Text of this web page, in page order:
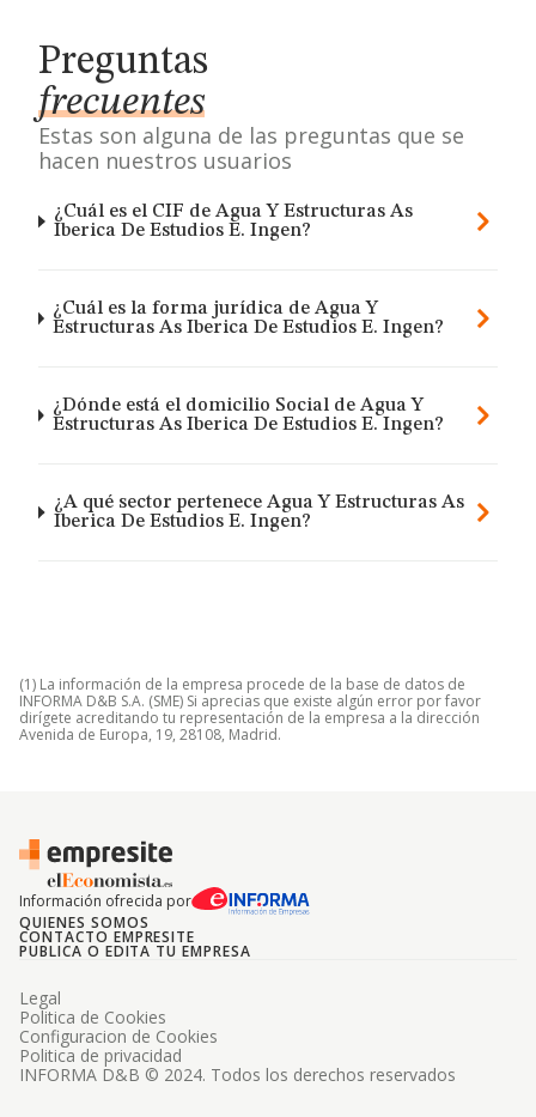
Preguntas
frecuentes
Estas son alguna de las preguntas que se
hacen nuestros usuarios
¿Cuál es el CIF de Agua Y Estructuras As
Iberica De Estudios E. Ingen?
¿Cuál es la forma jurídica de Agua Y
Estructuras As Iberica De Estudios E. Ingen?
¿Dónde está el domicilio Social de Agua Y
Estructuras As Iberica De Estudios E. Ingen?
¿A qué sector pertenece Agua Y Estructuras As
Iberica De Estudios E. Ingen?
(1) La información de la empresa procede de la base de datos de
INFORMA D&B S.A. (SME) Si aprecias que existe algún error por favor
dirígete acreditando tu representación de la empresa a la dirección
Avenida de Europa, 19, 28108, Madrid.
Información ofrecida por
QUIENES SOMOS
CONTACTO EMPRESITE
PUBLICA O EDITA TU EMPRESA
INFORMA D&B © 2024. Todos los derechos reservados
Legal
Politica de Cookies
Configuracion de Cookies
Politica de privacidad